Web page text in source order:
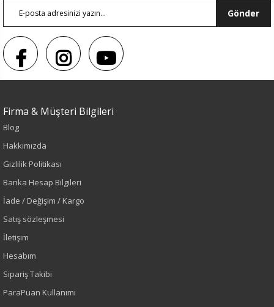
Sezon : KIŞLIK
Lacivert
Sonbahar-Kış
Yetişkin
Gönder
Firma & Müşteri Bilgileri
Blog
Hakkımızda
Gizlilik Politikası
Banka Hesap Bilgileri
İade / Değişim / Kargo
Satış sözleşmesi
İletişim
Hesabım
Sipariş Takibi
ParaPuan Kullanımı